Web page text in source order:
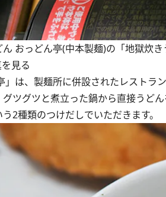
おっどん亭(中本製麺)の「地獄炊き
見る
」は、製麺所に併設されたレストラン
ツグツと煮立った鍋から直接うど
2種類のつけだしでいただきます。